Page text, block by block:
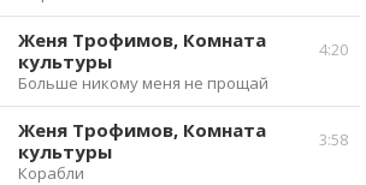
4:20
Женя Трофимов, Комната
культуры
Больше никому меня не прощай
3:58
Женя Трофимов, Комната
культуры
Корабли